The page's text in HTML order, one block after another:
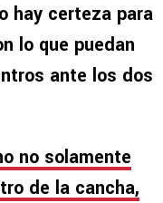
hay certeza para
lo que puedan
ante los dos
no solamente
de la cancha,